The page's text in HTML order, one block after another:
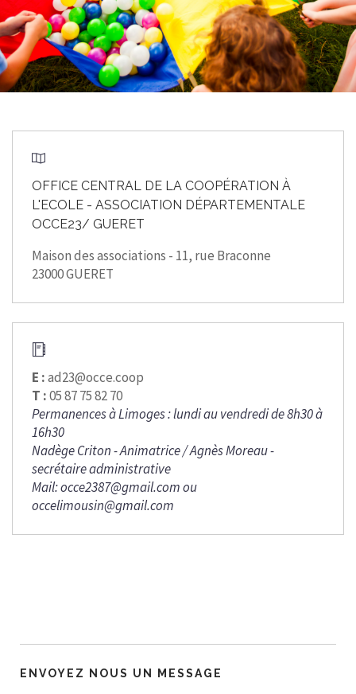
OFFICE CENTRAL DE LA COOPÉRATION À
L'ECOLE - ASSOCIATION DÉPARTEMENTALE
OCCE23/ GUERET
Maison des associations - 11, rue Braconne
23000 GUERET
E :ad23@occe.coop
T :05 87 75 82 70
Permanences à Limoges : lundi au vendredi de 8h30 à
16h30
Nadège Criton - Animatrice / Agnès Moreau -
secrétaire administrative
Mail: occe2387@gmail.com ou
occelimousin@gmail.com
ENVOYEZ NOUS UN MESSAGE